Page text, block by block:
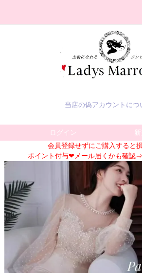
当店の偽アカウントにつ
ログイン
会員登録せずにご購入すると
ポイント付与❤メール届くかも確認⇒